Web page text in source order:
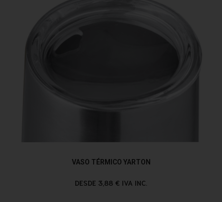
VASO TÉRMICO YARTON
DESDE 3,88 € IVA INC.